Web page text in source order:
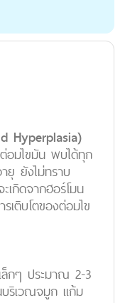
Hyperplasia)
อมไขมัน พบได้ทุก
ยุ ยังไม่ทราบ
เกิดจากฮอร์โมน
เติบโตของต่อมไข
ล็กๆ ประมาณ 2-3
ริเวณจมูก แก้ม